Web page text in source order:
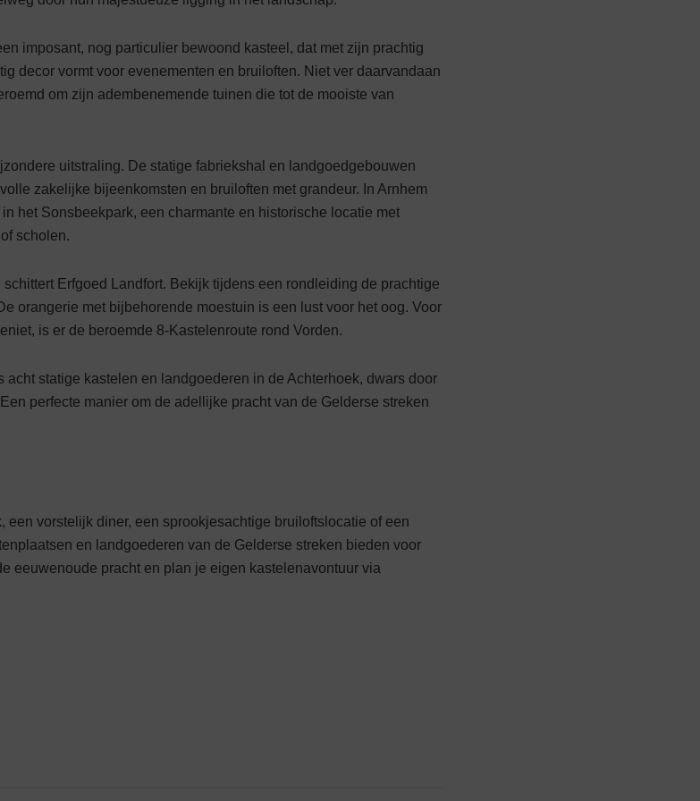
imposant, nog particulier bewoond kasteel, dat met zijn prachtig
decor vormt voor evenementen en brui­loften. Niet ver daarvandaan
om zijn adembenemende tuinen die tot de mooiste van
uitstraling. De statige fabriekshal en landgoedgebouwen
zakelijke bijeenkomsten en bruiloften met grandeur. In Arnhem
het Sonsbeekpark, een charmante en historische locatie met
scholen.
Erfgoed Landfort. Bekijk tijdens een rondleiding de prachtige
orangerie met bijbehorende moes­tuin is een lust voor het oog. Voor
is er de beroemde 8-Kastelenroute rond Vorden.
acht statige kastelen en landgoederen in de Achterhoek, dwars door
perfecte manier om de adellijke pracht van de Gelderse streken
een vorstelijk diner, een sprookjesach­tige bruiloftslocatie of een
en landgoederen van de Gelderse stre­ken bieden voor
eeuwenoude pracht en plan je eigen kastelenavontuur via